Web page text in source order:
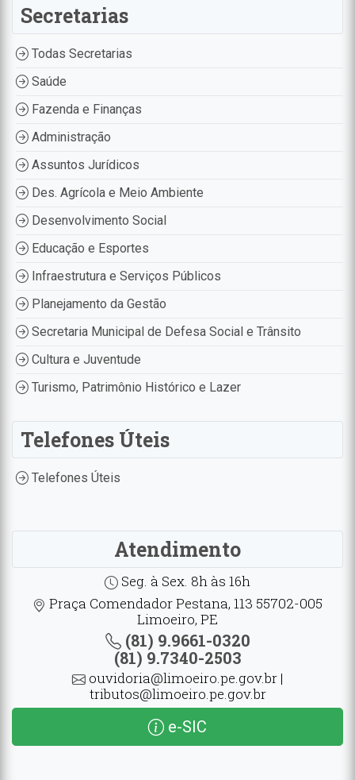
Secretarias
Todas Secretarias
Saúde
Fazenda e Finanças
Administração
Assuntos Jurídicos
Des. Agrícola e Meio Ambiente
Desenvolvimento Social
Educação e Esportes
Infraestrutura e Serviços Públicos
Planejamento da Gestão
Secretaria Municipal de Defesa Social e Trânsito
Cultura e Juventude
Turismo, Patrimônio Histórico e Lazer
Telefones Úteis
Telefones Úteis
Atendimento
Seg. à Sex. 8h às 16h
Praça Comendador Pestana, 113 55702-005
Limoeiro, PE
(81) 9.9661-0320
(81) 9.7340-2503
ouvidoria@limoeiro.pe.gov.br |
tributos@limoeiro.pe.gov.br
e-SIC